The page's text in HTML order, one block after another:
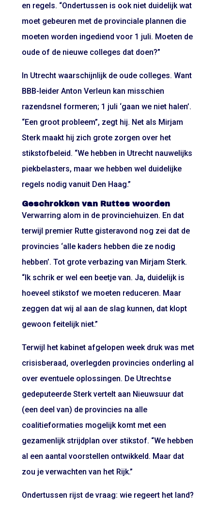
en regels. “Ondertussen is ook niet duidelijk wat
moet gebeuren met de provinciale plannen die
moeten worden ingediend voor 1 juli. Moeten de
oude of de nieuwe colleges dat doen?”
In Utrecht waarschijnlijk de oude colleges. Want
BBB-leider Anton Verleun kan misschien
razendsnel formeren; 1 juli ‘gaan we niet halen’.
“Een groot probleem”, zegt hij. Net als Mirjam
Sterk maakt hij zich grote zorgen over het
stikstofbeleid. “We hebben in Utrecht nauwelijks
piekbelasters, maar we hebben wel duidelijke
regels nodig vanuit Den Haag.”
Geschrokken van Ruttes woorden
Verwarring alom in de provinciehuizen. En dat
terwijl premier Rutte gisteravond nog zei dat de
provincies ‘alle kaders hebben die ze nodig
hebben’. Tot grote verbazing van Mirjam Sterk.
“Ik schrik er wel een beetje van. Ja, duidelijk is
hoeveel stikstof we moeten reduceren. Maar
zeggen dat wij al aan de slag kunnen, dat klopt
gewoon feitelijk niet.”
Terwijl het kabinet afgelopen week druk was met
crisisberaad, overlegden provincies onderling al
over eventuele oplossingen. De Utrechtse
gedeputeerde Sterk vertelt aan Nieuwsuur dat
(een deel van) de provincies na alle
coalitieformaties mogelijk komt met een
gezamenlijk strijdplan over stikstof. “We hebben
al een aantal voorstellen ontwikkeld. Maar dat
zou je verwachten van het Rijk.”
Ondertussen rijst de vraag: wie regeert het land?